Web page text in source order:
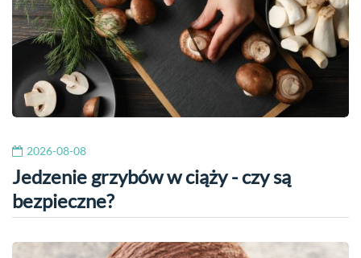
2026-08-08
Jedzenie grzybów w ciąży - czy są
bezpieczne?